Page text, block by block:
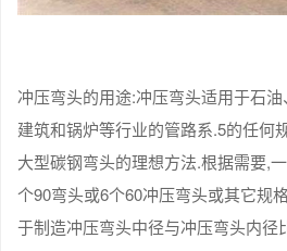
冲压弯头的用途:冲压弯头适用于石油
建筑和锅炉等行业的管路系.5的任何
大型碳钢弯头的理想方法.根据需要,
个90弯头或6个60冲压弯头或其它规
于制造冲压弯头中径与冲压弯头内径